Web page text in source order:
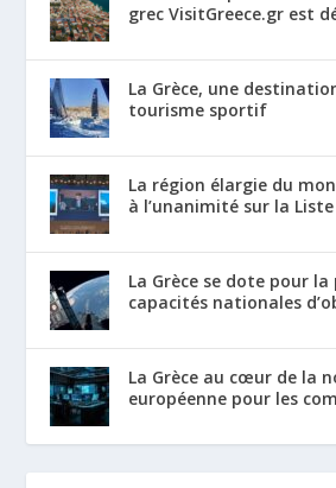
grec VisitGreece.gr est
La Grèce, une
tourisme sportif
La région élargie du
à l’unanimité sur la
La Grèce se dote pour
capacités nationales
La Grèce au cœur de la
européenne pour les